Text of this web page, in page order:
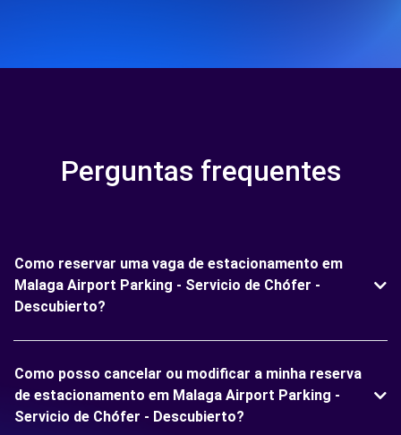
Perguntas frequentes
Como reservar uma vaga de estacionamento em
Malaga Airport Parking - Servicio de Chófer -
Descubierto?
Como posso cancelar ou modificar a minha reserva
de estacionamento em Malaga Airport Parking -
Servicio de Chófer - Descubierto?